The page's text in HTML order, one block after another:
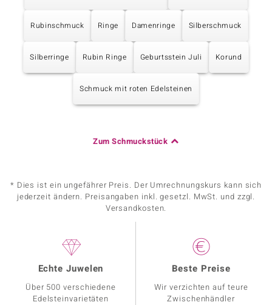
Rubinschmuck Ringe Damenringe Silberschmuck
Silberringe Rubin Ringe Geburtsstein Juli Korund
Schmuck mit roten Edelsteinen
Zum Schmuckstück
* Dies ist ein ungefährer Preis. Der Umrechnungskurs kann sich
jederzeit ändern. Preisangaben inkl. gesetzl. MwSt. und zzgl.
Versandkosten.
Echte Juwelen
Über 500 verschiedene
Edelsteinvarietäten
Beste Preise
Wir verzichten auf teure
Zwischenhändler